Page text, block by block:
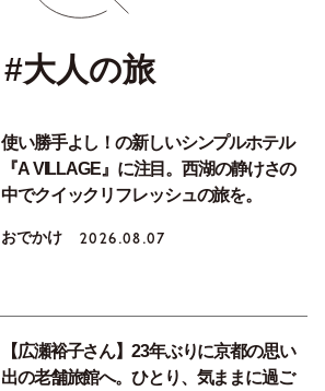
#大人の旅
使い勝手よし！の新しいシンプルホテル
『A VILLAGE』に注目。西湖の静けさの
中でクイックリフレッシュの旅を。
おでかけ 2026.08.07
【広瀬裕子さん】23年ぶりに京都の思い
出の老舗旅館へ。ひとり、気ままに過ご